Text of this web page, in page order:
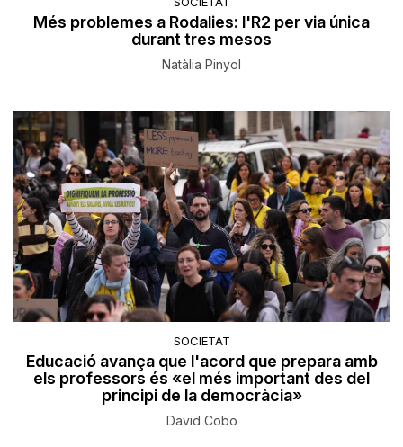
Més problemes a Rodalies: l'R2 per via única
durant tres mesos
Natàlia Pinyol
SOCIETAT
Educació avança que l'acord que prepara amb
els professors és «el més important des del
principi de la democràcia»
David Cobo